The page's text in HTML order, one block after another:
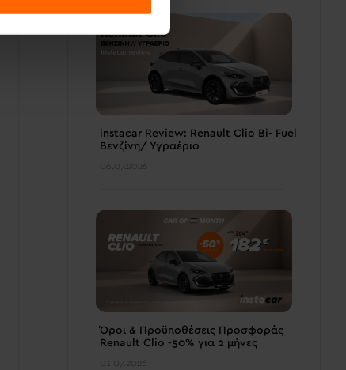
instacar Review: Renault Clio Bi- Fuel
Βενζίνη/ Υγραέριο
06.07.2026
Όροι & Προϋποθέσεις Προσφοράς
Renault Clio -50% για 2 μήνες
01.07.2026